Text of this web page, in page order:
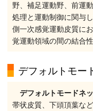
野、補足運動野、前運
処理と運動制御に関与
側一次感覚運動皮質に
覚運動領域の間の結合
デフォルトモー
デフォルトモードネ
帯状皮質、下頭頂葉な